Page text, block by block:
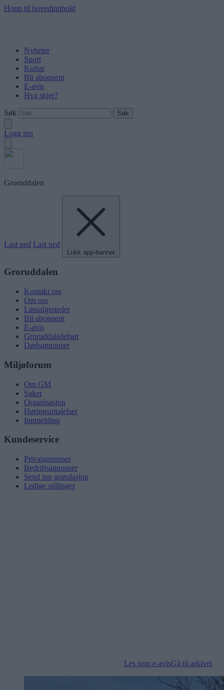
Hopp til hovedinnhold
Nyheter
Sport
Kultur
Bli abonnent
E-avis
Hva skjer?
Søk
Logg inn
Groruddalen
Last ned Last ned
Lukk app-banner
Groruddalen
Kontakt oss
Om oss
Løssalgssteder
Bli abonnent
E-avis
Groruddalsdebatt
Dødsannonser
Miljøforum
Om GM
Saker
Organisasjon
Høringsuttalelser
Innmelding
Kundeservice
Privatannonser
Bedriftsannonser
Send inn gratulasjon
Ledige stillinger
Les som e-avisGå til arkivet